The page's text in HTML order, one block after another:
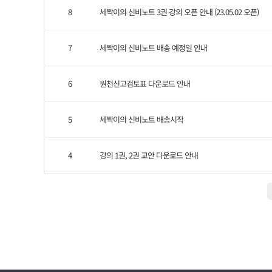
8 세싹이의 신비노트 3권 강의 오픈 안내 (23.05.02 오픈)
7 세싹이의 신비노트 배송 예정일 안내
6 원천신고검토표 다운로드 안내
5 세싹이의 신비노트 배송시작
4 강의 1권, 2권 교안 다운로드 안내